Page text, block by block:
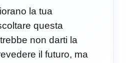
la tua
questa
non darti la
il futuro, ma